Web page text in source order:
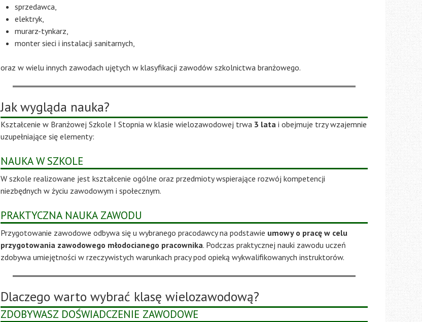
sprzedawca,
elektryk,
murarz-tynkarz,
monter sieci i instalacji sanitarnych,
oraz w wielu innych zawodach ujętych w klasyfikacji zawodów szkolnictwa branżowego.
Jak wygląda nauka?
Kształcenie w Branżowej Szkole I Stopnia w klasie wielozawodowej trwa 3 lata i obejmuje trzy wzajemnie
uzupełniające się elementy:
NAUKA W SZKOLE
W szkole realizowane jest kształcenie ogólne oraz przedmioty wspierające rozwój kompetencji
niezbędnych w życiu zawodowym i społecznym.
PRAKTYCZNA NAUKA ZAWODU
Przygotowanie zawodowe odbywa się u wybranego pracodawcy na podstawie umowy o pracę w celu
przygotowania zawodowego młodocianego pracownika. Podczas praktycznej nauki zawodu uczeń
zdobywa umiejętności w rzeczywistych warunkach pracy pod opieką wykwalifikowanych instruktorów.
Dlaczego warto wybrać klasę wielozawodową?
ZDOBYWASZ DOŚWIADCZENIE ZAWODOWE